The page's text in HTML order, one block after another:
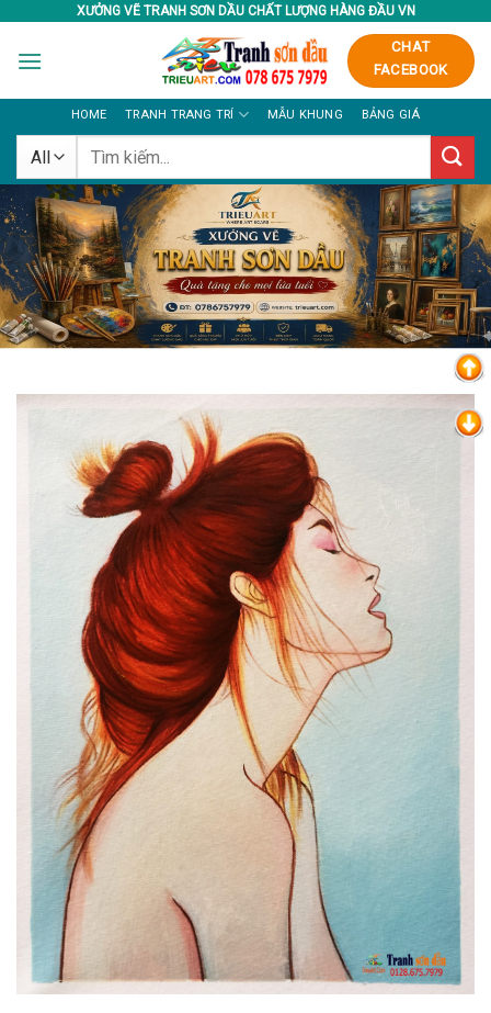
content
XƯỞNG VẼ TRANH SƠN DẦU CHẤT LƯỢNG HÀNG ĐẦU VN
CHAT
FACEBOOK
HOME TRANH TRANG TRÍ MẪU KHUNG BẢNG GIÁ
Tìm